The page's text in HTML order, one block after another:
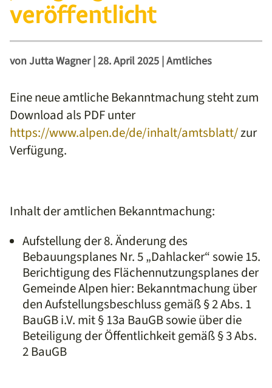
veröffentlicht
vonJutta Wagner| 28. April 2025| Amtliches
Eine neue amtliche Bekanntmachung steht zum
Download als PDF unter
https://www.alpen.de/de/inhalt/amtsblatt/zur
Verfügung.
Inhalt der amtlichen Bekanntmachung:
Aufstellung der 8. Änderung des
Bebauungsplanes Nr. 5 „Dahlacker“ sowie 15.
Berichtigungdes Flächennutzungsplanes der
Gemeinde Alpen hier: Bekanntmachung über
den Aufstellungsbeschluss gemäß § 2 Abs. 1
BauGB i.V. mit§ 13a BauGB sowie über die
Beteiligung der Öffentlichkeit gemäß § 3 Abs.
2 BauGB